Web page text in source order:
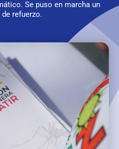
Se puso en marcha un
refuerzo.